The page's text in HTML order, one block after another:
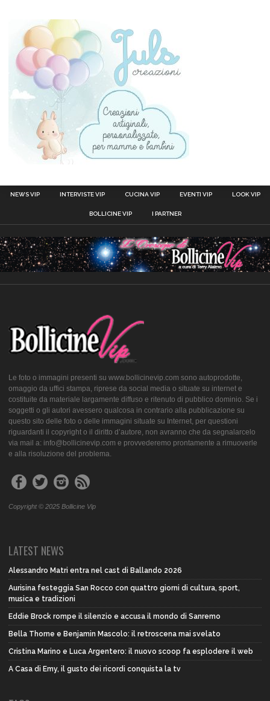
NEWS VIP INTERVISTE VIP CUCINA VIP EVENTI VIP LOOK VIP
BOLLICINE VIP I PARTNER
Le foto o immagini presenti su www.bollicinevip.com sono autoprodotte,
omaggio da uffici stampa, riprese da social media o situate su internet e
costituite da materiale largamente diffuso e ritenuto di pubblico dominio. Se i
soggetti o gli autori avessero qualcosa in contrario alla pubblicazione su
questo sito delle foto o delle immagini situate su Internet, per questioni
riguardanti il copyright o il diritto d’autore, non avranno che da segnalarcelo
via mail a: info@bollicinevip.com e provvederemo prontamente a rimuoverle
e alla risoluzione del problema.
Copyright © 2025 Bollicine Vip
LATEST NEWS
Alessandro Matri entra nel cast di Ballando 2026
Aurisina festeggia San Rocco con quattro giorni di cultura, sport,
musica e tradizioni
Eddie Brock rompe il silenzio e accusa il mondo di Sanremo
Bella Thorne e Benjamin Mascolo: il retroscena mai svelato
Cristina Marino e Luca Argentero: il nuovo scoop fa esplodere il web
A Casa di Emy, il gusto dei ricordi conquista la tv